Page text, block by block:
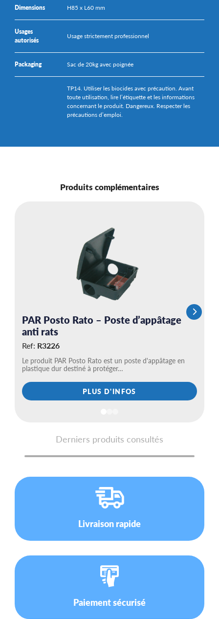
Dimensions H85 x L60 mm
Usages
autorisés
Usage strictement professionnel
Packaging Sac de 20kg avec poignée
TP14. Utiliser les biocides avec précaution. Avant
toute utilisation, lire l’étiquette et les informations
concernant le produit. Dangereux. Respecter les
précautions d’emploi.
Produits complémentaires
PAR Posto Rato – Poste d’appâtage
anti rats
Ref: R3226
Le produit PAR Posto Rato est un poste d'appâtage en
plastique dur destiné à protéger…
PLUS D'INFOS
Derniers produits consultés
Livraison rapide
Paiement sécurisé